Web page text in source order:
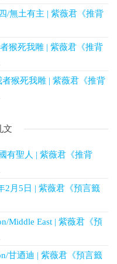
/無土有主 | 紫薇君《推背
猴死我雕 | 紫薇君《推背
猴死我雕 | 紫薇君《推背
文
有聖人 | 紫薇君《推背
2月5日 | 紫薇君《預言籤
Middle East | 紫薇君《預
甘迺迪 | 紫薇君《預言籤